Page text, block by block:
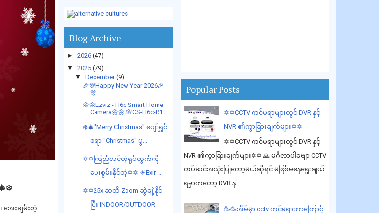
အေးချမ်းတဲ့
Blog Archive
► 2026 (47)
▼
2025 (79)
▼
December (9)
🎉🎊Happy New Year 2026🎉
🎊
🌼🌼Ezviz - H6c Smart Home
Camera🌼🌼 🌸CS-H6c-R1...
❄️🎄"Merry Christmas" ပျော်ရွှင်
စရာ "Christmas" ပွ...
✡✡ကြည်လင်တဲ့ရုပ်ထွက်ကို
ပေးစွမ်းနိုင်တဲ့✡✡ ☀Exir ...
✡✡25x ဆထိ Zoom ဆွဲချဲ့နိုင်
ပြီး INDOOR/OUTDOOR
Popular Posts
✡️✡️CCTV ကင်မရာများတွင် DVR နှင့်
NVR ၏ကွာခြားချက်များ✡️✡️
✡️✡️CCTV ကင်မရာများတွင် DVR နှင့်
NVR ၏ကွာခြားချက်များ✡️✡️ 🙏 မင်္ဂလာပါခဗျာ CCTV
တပ်ဆင်အသုံးပြုတော့မယ်ဆိုရင် မဖြစ်မနေရွေးချယ်
ရမှာကတော့ DVR န...
🥳🥳အိမ်မှာ cctv ကင်မရာဘာကြောင့်